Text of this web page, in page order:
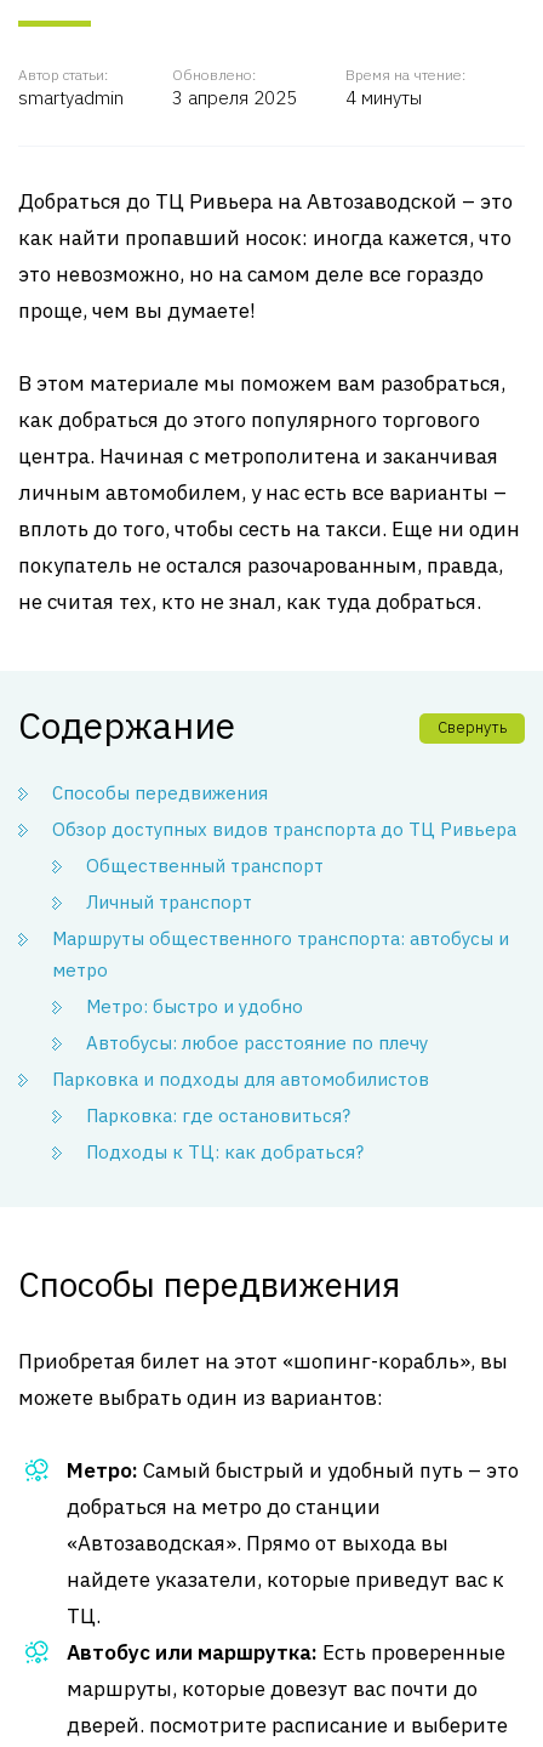
Автор статьи:
smartyadmin
Обновлено:
3 апреля 2025
Время на чтение:
4 минуты
Добраться до ТЦ Ривьера на Автозаводской – это
как найти пропавший носок: иногда кажется, что
это невозможно, но на самом деле все гораздо
проще, чем вы думаете!
В этом материале мы поможем вам разобраться,
как добраться до этого популярного торгового
центра. Начиная с метрополитена и заканчивая
личным автомобилем, у нас есть все варианты –
вплоть до того, чтобы сесть на такси. Еще ни один
покупатель не остался разочарованным, правда,
не считая тех, кто не знал, как туда добраться.
Содержание Свернуть
Способы передвижения
Обзор доступных видов транспорта до ТЦ Ривьера
Общественный транспорт
Личный транспорт
Маршруты общественного транспорта: автобусы и
метро
Метро: быстро и удобно
Автобусы: любое расстояние по плечу
Парковка и подходы для автомобилистов
Парковка: где остановиться?
Подходы к ТЦ: как добраться?
Способы передвижения
Приобретая билет на этот «шопинг-корабль», вы
можете выбрать один из вариантов:
Метро: Самый быстрый и удобный путь – это
добраться на метро до станции
«Автозаводская». Прямо от выхода вы
найдете указатели, которые приведут вас к
ТЦ.
Автобус или маршрутка: Есть проверенные
маршруты, которые довезут вас почти до
дверей. посмотрите расписание и выберите